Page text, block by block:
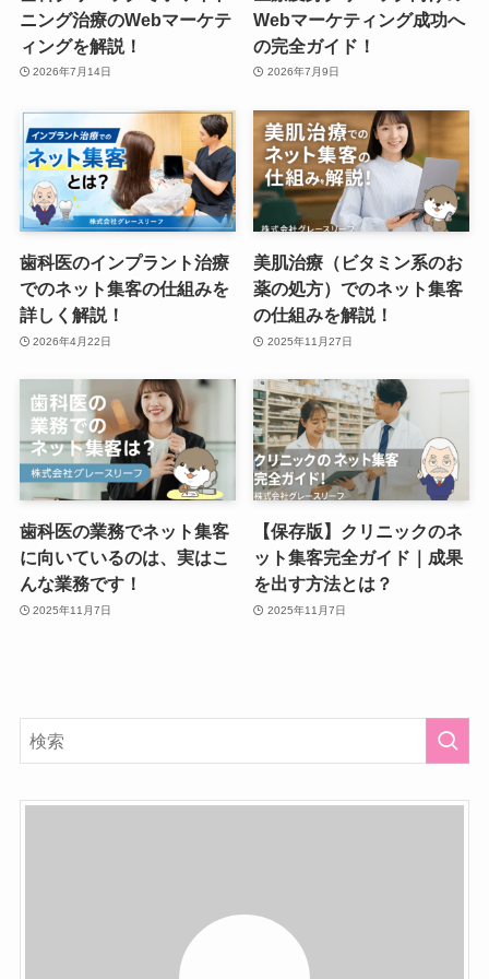
ニング治療のWebマーケテ
ィングを解説！
2026年7月14日
Webマーケティング成功へ
の完全ガイド！
2026年7月9日
歯科医のインプラント治療
でのネット集客の仕組みを
詳しく解説！
2026年4月22日
美肌治療（ビタミン系のお
薬の処方）でのネット集客
の仕組みを解説！
2025年11月27日
歯科医の業務でネット集客
に向いているのは、実はこ
んな業務です！
2025年11月7日
【保存版】クリニックのネ
ット集客完全ガイド｜成果
を出す方法とは？
2025年11月7日